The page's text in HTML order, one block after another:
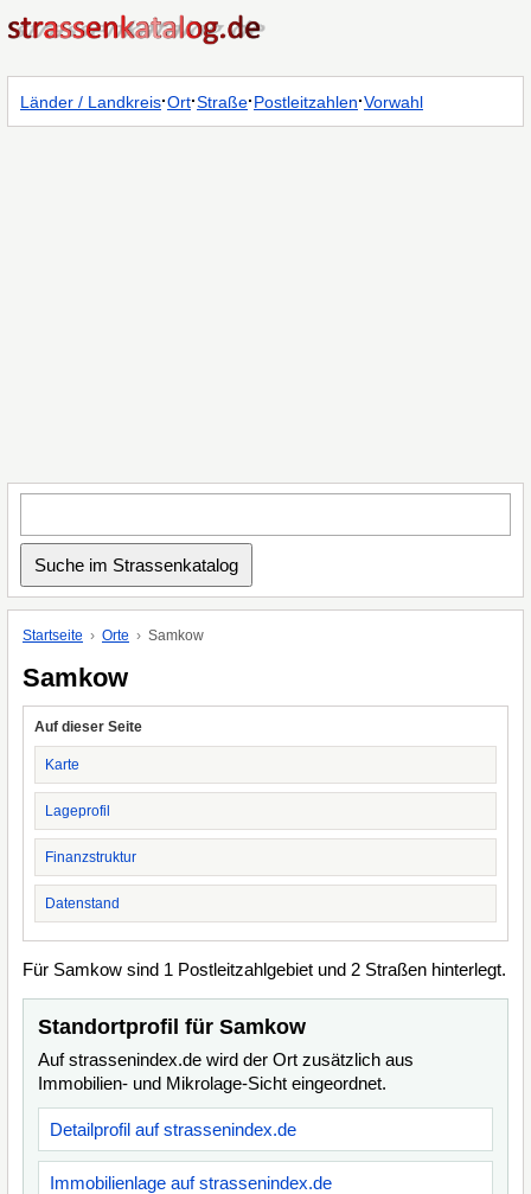
Länder / Landkreis·Ort·Straße·Postleitzahlen·Vorwahl
Startseite Orte Samkow
Samkow
Auf dieser Seite
Karte
Lageprofil
Finanzstruktur
Datenstand
Für Samkow sind 1 Postleitzahlgebiet und 2 Straßen hinterlegt.
Standortprofil für Samkow
Auf strassenindex.de wird der Ort zusätzlich aus
Immobilien- und Mikrolage-Sicht eingeordnet.
Detailprofil auf strassenindex.de
Immobilienlage auf strassenindex.de